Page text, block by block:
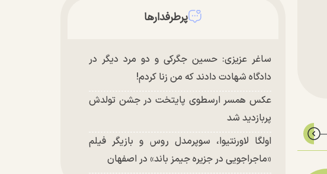
پرطرفدارها
ساغر عزیزی: حسین جگرکی و دو مرد دیگر در
دادگاه شهادت دادند که من زنا کردم!
عکس همسر ارسطوی پایتخت در جشن تولدش
پربازدید شد
اولگا لاورنتیوا، سوپرمدل روس و بازیگر فیلم
«ماجراجویی در جزیره جیمز باند» در اصفهان